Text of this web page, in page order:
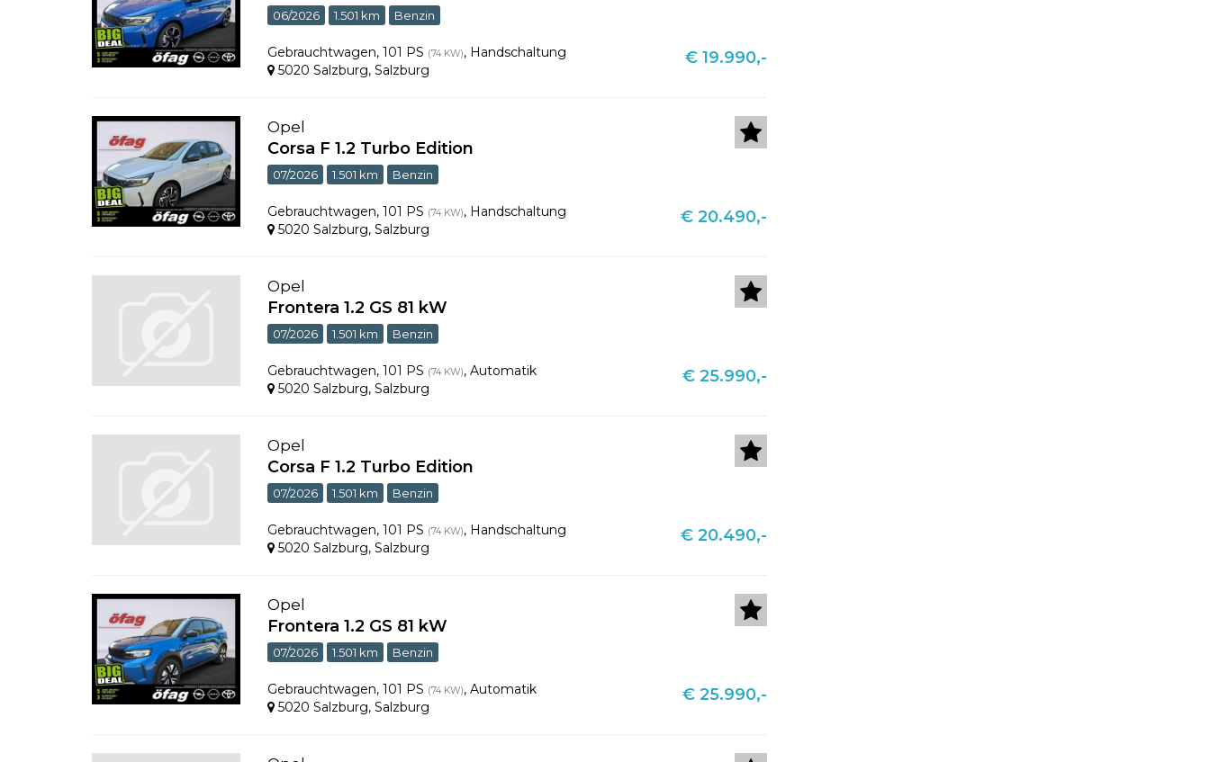
06/2026 1.501 km Benzin
Gebrauchtwagen, 101 PS (74 KW), Handschaltung
5020 Salzburg, Salzburg
€ 19.990,-
Opel
Corsa F 1.2 Turbo Edition
07/2026 1.501 km Benzin
Gebrauchtwagen, 101 PS (74 KW), Handschaltung
5020 Salzburg, Salzburg
€ 20.490,-
Opel
Frontera 1.2 GS 81 kW
07/2026 1.501 km Benzin
Gebrauchtwagen, 101 PS (74 KW), Automatik
5020 Salzburg, Salzburg
€ 25.990,-
Opel
Corsa F 1.2 Turbo Edition
07/2026 1.501 km Benzin
Gebrauchtwagen, 101 PS (74 KW), Handschaltung
5020 Salzburg, Salzburg
€ 20.490,-
Opel
Frontera 1.2 GS 81 kW
07/2026 1.501 km Benzin
Gebrauchtwagen, 101 PS (74 KW), Automatik
5020 Salzburg, Salzburg
€ 25.990,-